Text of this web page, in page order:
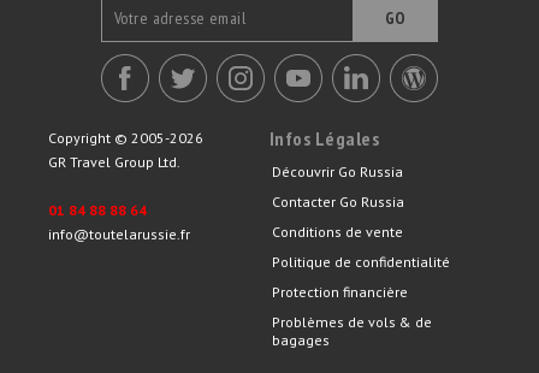
GO
Copyright © 2005-2026
GR Travel Group Ltd.
01 84 88 88 64
info@toutelarussie.fr
Infos Légales
Découvrir Go Russia
Contacter Go Russia
Conditions de vente
Politique de confidentialité
Protection financière
Problèmes de vols & de
bagages